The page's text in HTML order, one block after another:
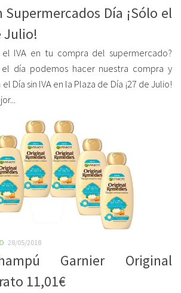
Supermercados Día ¡Sólo el
Julio!
el IVA en tu compra del supermercado?
día podemos hacer nuestra compra y
Día sin IVA en la Plaza de Día ¡27 de Julio!
28/05/2018
Garnier Original
11,01€